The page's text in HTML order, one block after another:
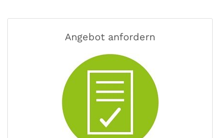
Angebot anfordern